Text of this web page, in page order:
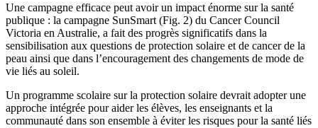
Une campagne efficace peut avoir un impact énorme sur la santé
publique : la campagne SunSmart (Fig. 2) du Cancer Council
Victoria en Australie, a fait des progrès significatifs dans la
sensibilisation aux questions de protection solaire et de cancer de la
peau ainsi que dans l’encouragement des changements de mode de
vie liés au soleil.
Un programme scolaire sur la protection solaire devrait adopter une
approche intégrée pour aider les élèves, les enseignants et la
communauté dans son ensemble à éviter les risques pour la santé liés